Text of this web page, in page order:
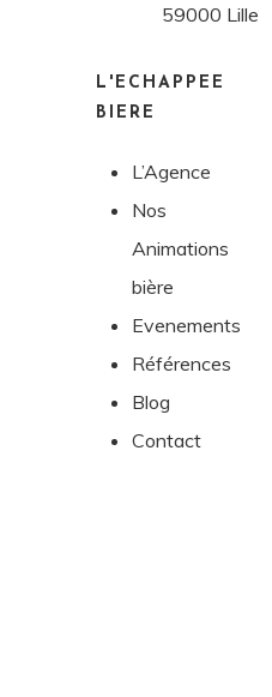
59000 Lille
L'ECHAPPÉE
BIÈRE
L’Agence
Nos
Animations
bière
Evenements
Références
Blog
Contact